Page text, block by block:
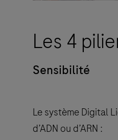
Les 4
Sensibilité
Le système Digital
d’ADN ou d’ARN :